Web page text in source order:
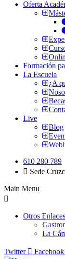
Oferta
Formación
La Escuela
¿A
Live
Blog
610 280 789
Sede
Main Menu
Otros Enlaces
La
Twitter Facebook